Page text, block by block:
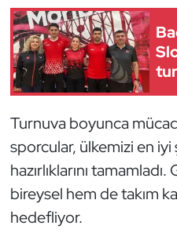
Turnuva boyunca
sporcular, ülkemizi en
hazırlıklarını
bireysel hem de takım
hedefliyor.
Golf
Güreş
Hava Sporları
Hentbol
İşitme Engelli